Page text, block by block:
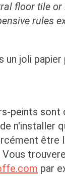
floor tile or
rules
un joli papier
peints sont
n'installer
être
Vous
par